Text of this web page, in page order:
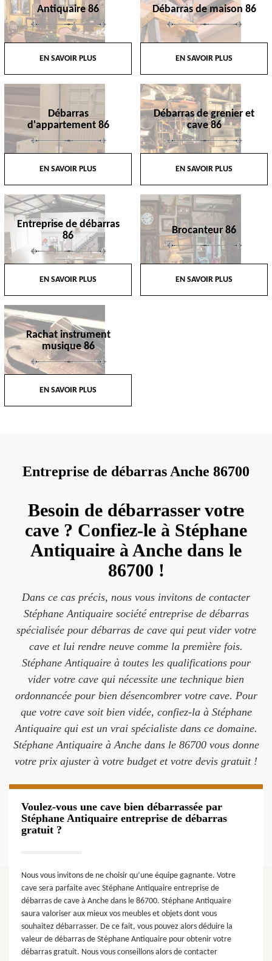
Antiquaire 86
EN SAVOIR PLUS
Débarras de maison 86
EN SAVOIR PLUS
Débarras
d'appartement 86
EN SAVOIR PLUS
Débarras de grenier et
cave 86
EN SAVOIR PLUS
Entreprise de débarras
86
EN SAVOIR PLUS
Brocanteur 86
EN SAVOIR PLUS
Rachat instrument
musique 86
EN SAVOIR PLUS
Entreprise de débarras Anche 86700
Besoin de débarrasser votre
cave ? Confiez-le à Stéphane
Antiquaire à Anche dans le
86700 !
Dans ce cas précis, nous vous invitons de contacter
Stéphane Antiquaire société entreprise de débarras
spécialisée pour débarras de cave qui peut vider votre
cave et lui rendre neuve comme la première fois.
Stéphane Antiquaire à toutes les qualifications pour
vider votre cave qui nécessite une technique bien
ordonnancée pour bien désencombrer votre cave. Pour
que votre cave soit bien vidée, confiez-la à Stéphane
Antiquaire qui est un vrai spécialiste dans ce domaine.
Stéphane Antiquaire à Anche dans le 86700 vous donne
votre prix ajuster à votre budget et votre devis gratuit !
Voulez-vous une cave bien débarrassée par
Stéphane Antiquaire entreprise de débarras
gratuit ?
Nous vous invitons de ne choisir qu’une équipe gagnante. Votre
cave sera parfaite avec Stéphane Antiquaire entreprise de
débarras de cave à Anche dans le 86700. Stéphane Antiquaire
saura valoriser aux mieux vos meubles et objets dont vous
souhaitez débarrasser. De ce fait, vous pouvez alors déduire la
valeur de débarras de Stéphane Antiquaire pour obtenir votre
débarras gratuit. Nous vous conseillons alors de contacter